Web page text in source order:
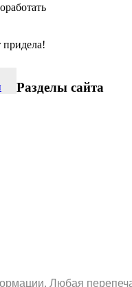
придела!
Разделы сайта
Любая